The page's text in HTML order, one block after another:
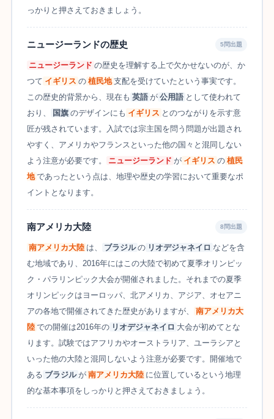
っかりと押さえておきましょう。
ニュージーランドの歴史 5問出題
ニュージーランド の歴史を理解する上で欠かせないのが、か
つて イギリス の 植民地 支配を受けていたという事実です。
この歴史的背景から、現在も 英語 が 公用語 として使われて
おり、
国旗 のデザインにも イギリス とのつながりを示す意
匠が残されています。入試では宗主国を問う問題が出題され
やすく、アメリカやフランスといった他の国々と混同しない
よう注意が必要です。
ニュージーランド が イギリス の 植民
地 であったという点は、地理や歴史の学習において重要なポ
イントとなります。
南アメリカ大陸 8問出題
南アメリカ大陸 は、 ブラジル の リオデジャネイロ などを含
む地域であり、2016年にはこの大陸で初めて夏季オリンピッ
ク・パラリンピック大会が開催されました。それまでの夏季
オリンピックはヨーロッパ、北アメリカ、アジア、オセアニ
アの各地で開催されてきた歴史がありますが、
南アメリカ大
陸 での開催は2016年の リオデジャネイロ 大会が初めてとな
ります。試験ではアフリカやオーストラリア、ユーラシアと
いった他の大陸と混同しないよう注意が必要です。開催地で
ある ブラジル が 南アメリカ大陸 に位置しているという地理
的な基本事項をしっかりと押さえておきましょう。